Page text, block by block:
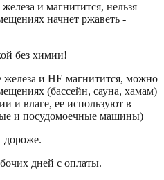
и магнитится, нельзя
начнет ржаветь -
без химии!
железа и НЕ магнитится, можно
(бассейн, сауна, хамам)
и влаге, ее используют в
и посудомоечные машины)
дороже.
дней с оплаты.